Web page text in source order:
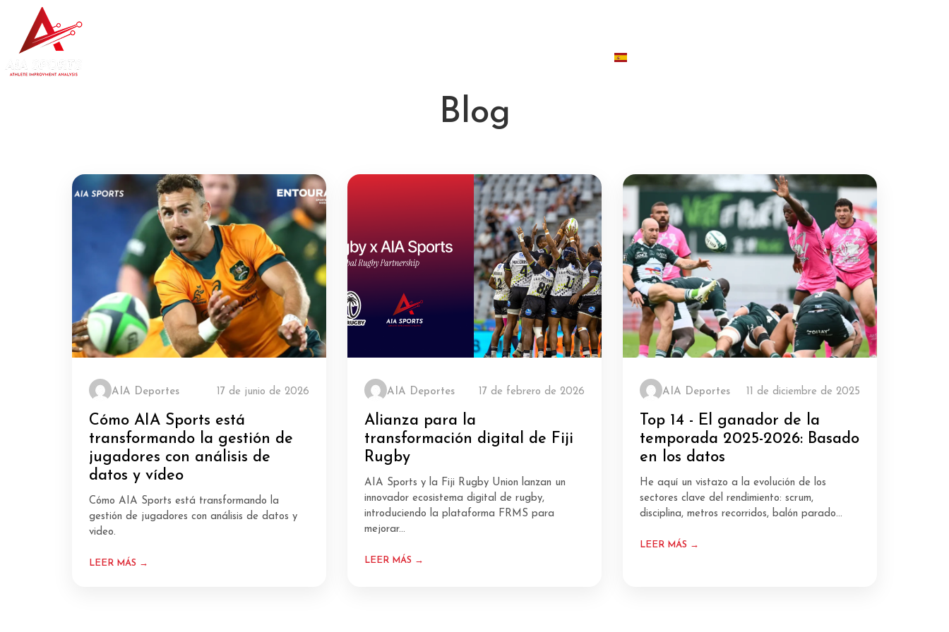
Blog
AIA Deportes 17 de junio de 2026
Cómo AIA Sports está
transformando la gestión de
jugadores con análisis de
datos y vídeo
Cómo AIA Sports está transformando la
gestión de jugadores con análisis de datos y
video.
LEER MÁS →
AIA Deportes 17 de febrero de 2026
Alianza para la
transformación digital de Fiji
Rugby
AIA Sports y la Fiji Rugby Union lanzan un
innovador ecosistema digital de rugby,
introduciendo la plataforma FRMS para
mejorar...
LEER MÁS →
AIA Deportes 11 de diciembre de 2025
Top 14 - El ganador de la
temporada 2025-2026: Basado
en los datos
He aquí un vistazo a la evolución de los
sectores clave del rendimiento: scrum,
disciplina, metros recorridos, balón parado...
LEER MÁS →